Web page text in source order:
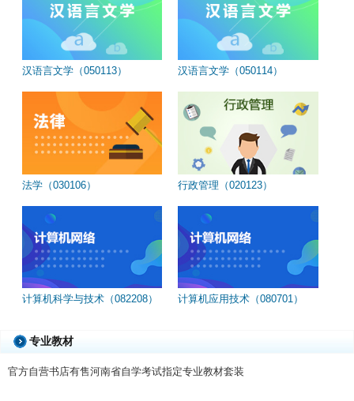
汉语言文学（050113） 汉语言文学（050114）
法学（030106） 行政管理（020123）
计算机科学与技术（082208） 计算机应用技术（080701）
专业教材
官方自营书店有售河南省自学考试指定专业教材套装